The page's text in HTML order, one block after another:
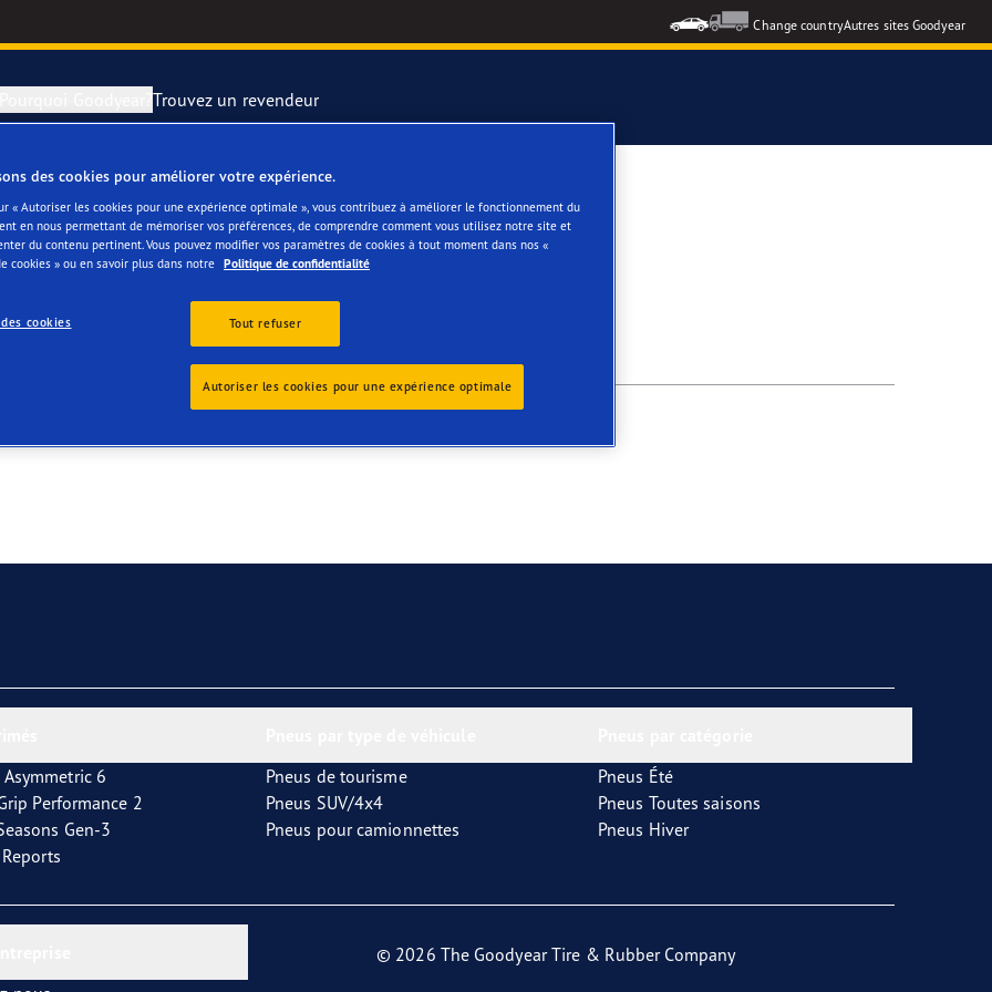
Change countryAutres sites Goodyear
Pourquoi Goodyear?
F1 SuperSport
Performance 2
4Seasons GEN-3
Trouvez un revendeur
Asymmetric 6
Performance 2
Gen-3
Pneus de tourisme
Pneus SUV/4x4
Pneus pour camionnettes
Pneus Été
Pneus Toutes saisons
Pneus Hiver
© 2026 The Goodyear Tire & Rubber Company
des cookies pour améliorer votre expérience.
« Autoriser les cookies pour une expérience optimale », vous contribuez à améliorer le fonctionnement du
en nous permettant de mémoriser vos préférences, de comprendre comment vous utilisez notre site et
du contenu pertinent. Vous pouvez modifier vos paramètres de cookies à tout moment dans nos «
cookies » ou en savoir plus dans notre Politique de confidentialité
cookies Tout refuser
Autoriser les cookies pour une expérience optimale